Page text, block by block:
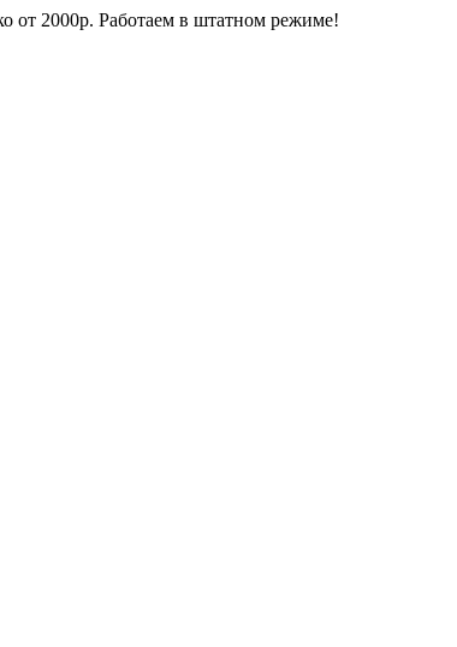
от 2000р. Работаем в штатном режиме!